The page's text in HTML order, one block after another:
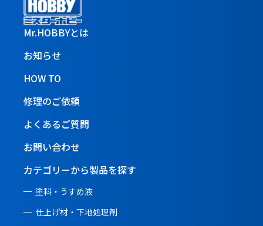
Mr.HOBBYとは
お知らせ
HOW TO
修理のご依頼
よくあるご質問
お問い合わせ
カテゴリーから製品を探す
塗料・うすめ液
仕上げ材・下地処理剤